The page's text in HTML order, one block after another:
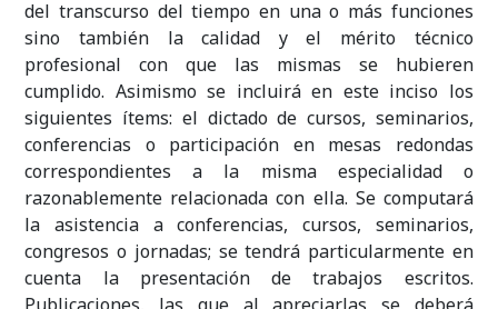
del transcurso del tiempo en una o más funciones
sino también la calidad y el mérito técnico
profesional con que las mismas se hubieren
cumplido. Asimismo se incluirá en este inciso los
siguientes ítems: el dictado de cursos, seminarios,
conferencias o participación en mesas redondas
correspondientes a la misma especialidad o
razonablemente relacionada con ella. Se computará
la asistencia a conferencias, cursos, seminarios,
congresos o jornadas; se tendrá particularmente en
cuenta la presentación de trabajos escritos.